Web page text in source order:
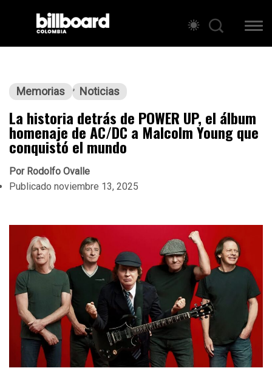
Memorias Noticias
La historia detrás de POWER UP, el álbum
homenaje de AC/DC a Malcolm Young que
conquistó el mundo
PorRodolfo Ovalle
Publicado noviembre 13, 2025